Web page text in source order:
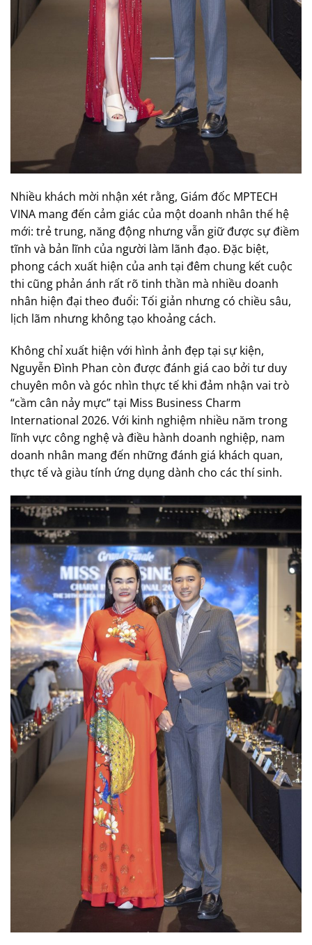
Nhiều khách mời nhận xét rằng, Giám đốc MPTECH
VINA mang đến cảm giác của một doanh nhân thế hệ
mới: trẻ trung, năng động nhưng vẫn giữ được sự điềm
tĩnh và bản lĩnh của người làm lãnh đạo. Đặc biệt,
phong cách xuất hiện của anh tại đêm chung kết cuộc
thi cũng phản ánh rất rõ tinh thần mà nhiều doanh
nhân hiện đại theo đuổi: Tối giản nhưng có chiều sâu,
lịch lãm nhưng không tạo khoảng cách.
Không chỉ xuất hiện với hình ảnh đẹp tại sự kiện,
Nguyễn Đình Phan còn được đánh giá cao bởi tư duy
chuyên môn và góc nhìn thực tế khi đảm nhận vai trò
“cầm cân nảy mực” tại Miss Business Charm
International 2026. Với kinh nghiệm nhiều năm trong
lĩnh vực công nghệ và điều hành doanh nghiệp, nam
doanh nhân mang đến những đánh giá khách quan,
thực tế và giàu tính ứng dụng dành cho các thí sinh.